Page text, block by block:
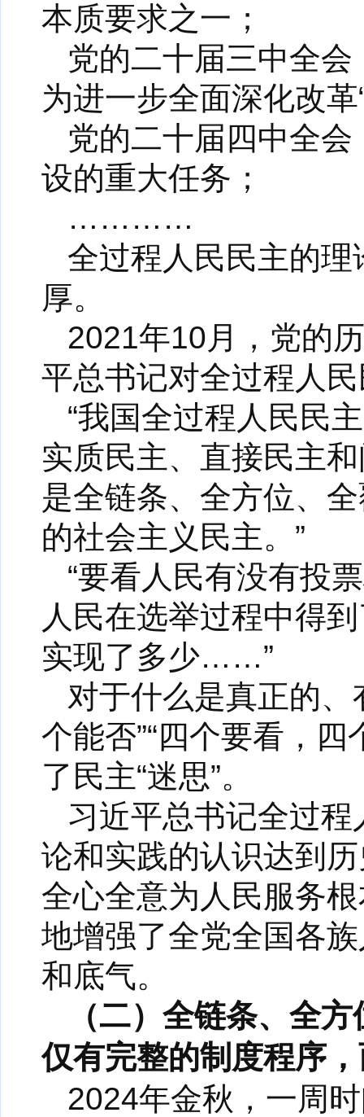
本质要求之一；
党的二十届三中全会
为进一步全面深化改
党的二十届四中全
设的重大任务；
…………
全过程人民民主的
厚。
2021年10月，党的
平总书记对全过程人
“我国全过程人民民
实质民主、直接民主
是全链条、全方位、
的社会主义民主。”
“要看人民有没有投
人民在选举过程中得
实现了多少……”
对于什么是真正的
个能否”“四个要看，
了民主“迷思”。
习近平总书记全过
论和实践的认识达到
全心全意为人民服务
地增强了全党全国各
和底气。
（二）全链条、全
仅有完整的制度程序
2024年金秋，一周